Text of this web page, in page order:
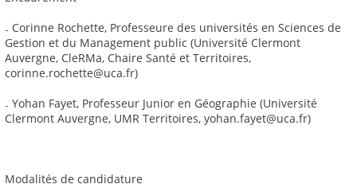
₋ Corinne Rochette, Professeure des universités en Sciences de
Gestion et du Management public (Université Clermont
Auvergne, CleRMa, Chaire Santé et Territoires,
corinne.rochette@uca.fr)
₋ Yohan Fayet, Professeur Junior en Géographie (Université
Clermont Auvergne, UMR Territoires, yohan.fayet@uca.fr)
Modalités de candidature